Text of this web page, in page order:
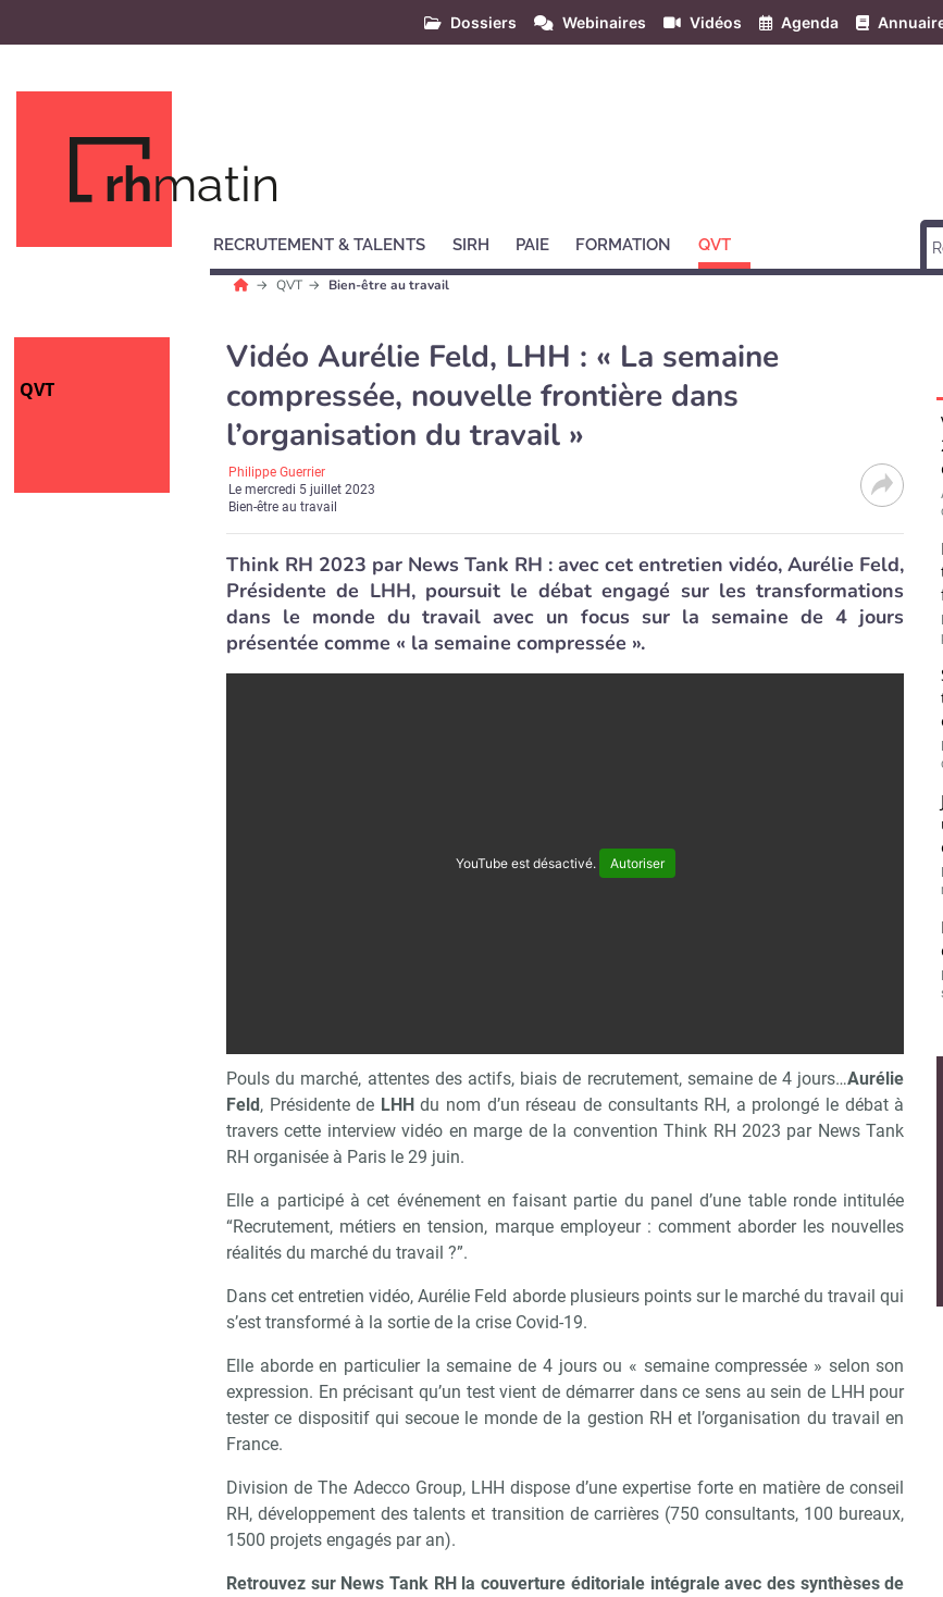
Dossiers Webinaires Vidéos Agenda
rhmatin
RECRUTEMENT & TALENTS SIRH PAIE FORMATION QVT
QVT Bien-être au travail
QVT
Vidéo Aurélie Feld, LHH : « La semaine
compressée, nouvelle frontière dans
l’organisation du travail »
Philippe Guerrier
Lemercredi 5 juillet 2023
Bien-être au travail
Think RH 2023 par News Tank RH : avec cet entretien vidéo, Aurélie Feld,
Présidente de LHH, poursuit le débat engagé sur les transformations
dans le monde du travail avec un focus sur la semaine de 4 jours
présentée comme « la semaine compressée ».
YouTube est désactivé. Autoriser
Pouls du marché, attentes des actifs, biais de recrutement, semaine de 4 jours…Aurélie
Feld, Présidente de LHHdu nom d’un réseau de consultants RH, a prolongé le débat à
travers cette interview vidéo en marge de la convention Think RH 2023 par News Tank
RH organisée à Paris le 29 juin.
Elle a participé à cet événement en faisant partie du panel d’une table ronde intitulée
“Recrutement, métiers en tension, marque employeur : comment aborder les nouvelles
réalités du marché du travail ?”.
Dans cet entretien vidéo, Aurélie Feld aborde plusieurs points sur le marché du travail qui
s’est transformé à la sortie de la crise Covid-19.
Elle aborde en particulier la semaine de 4 jours ou « semaine compressée » selon son
expression. En précisant qu’un test vient de démarrer dans ce sens au sein de LHH pour
tester ce dispositif qui secoue le monde de la gestion RH et l’organisation du travail en
France.
Division de The Adecco Group, LHH dispose d’une expertise forte en matière de conseil
RH, développement des talents et transition de carrières (750 consultants, 100 bureaux,
1500 projets engagés par an).
Retrouvez sur News Tank RH la couverture éditoriale intégrale avec des synthèses de
Recevoir RH Matin Abonnez-vous à notre
Non merci, je reçois déjà ! Je déciderai plus tard